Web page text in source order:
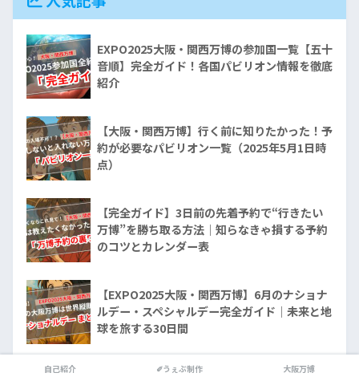
EXPO2025大阪・関西万博の参加国一覧【五十
音順】完全ガイド！各国パビリオン情報を徹底
紹介
【大阪・関西万博】行く前に知りたかった！予
約が必要なパビリオン一覧（2025年5月1日時
点）
【完全ガイド】3日前の先着予約で“行きたい
万博”を勝ち取る方法｜知らなきゃ損する予約
のコツとカレンダー表
【EXPO2025大阪・関西万博】6月のナショナ
ルデー・スペシャルデー完全ガイド｜未来と地
球を旅する30日間
【万博の予約当たらない…】大阪・関西万博パ
自己紹介 ✐うぇぶ制作 大阪万博